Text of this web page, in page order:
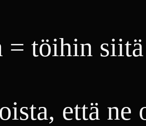
= töihin siitä
että ne